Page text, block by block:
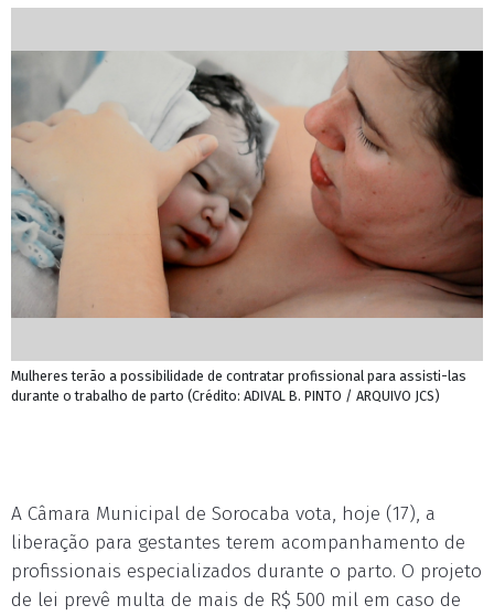
Mulheres terão a possibilidade de contratar profissional para assisti-las
durante o trabalho de parto (Crédito: ADIVAL B. PINTO / ARQUIVO JCS)
A Câmara Municipal de Sorocaba vota, hoje (17), a
liberação para gestantes terem acompanhamento de
profissionais especializados durante o parto. O projeto
de lei prevê multa de mais de R$ 500 mil em caso de